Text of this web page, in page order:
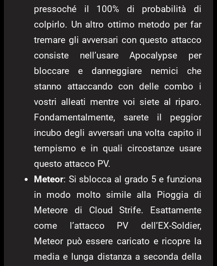
pressoché il 100% di probabilità di
colpirlo. Un altro ottimo metodo per far
tremare gli avversari con questo attacco
consiste nell’usare Apocalypse per
bloccare e danneggiare nemici che
stanno attaccando con delle combo i
vostri alleati mentre voi siete al riparo.
Fondamentalmente, sarete il peggior
incubo degli avversari una volta capito il
tempismo e in quali circostanze usare
questo attacco PV.
Meteor: Si sblocca al grado 5 e funziona
in modo molto simile alla Pioggia di
Meteore di Cloud Strife. Esattamente
come l’attacco PV dell’EX-Soldier,
Meteor può essere caricato e ricopre la
media e lunga distanza a seconda della